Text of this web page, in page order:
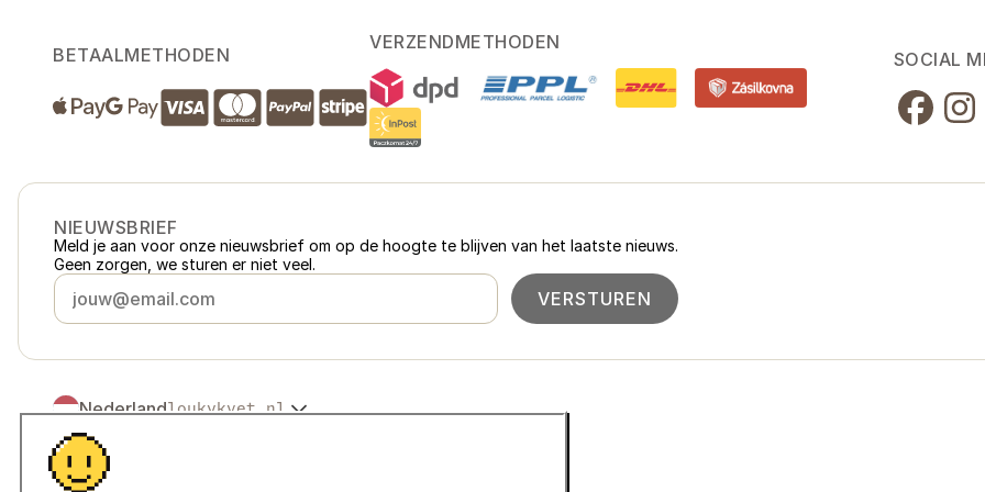
BETAALMETHODEN
VERZENDMETHODEN
SOCIAL
NIEUWSBRIEF
Meld je aan voor onze nieuwsbrief om op de hoogte te blijven van het laatste nieuws.
Geen zorgen, we sturen er niet veel.
VERSTUREN
Nederlandloukykvet.nl
Česko
Slovensko
Polskaloukykvet.pl
© 2016 →